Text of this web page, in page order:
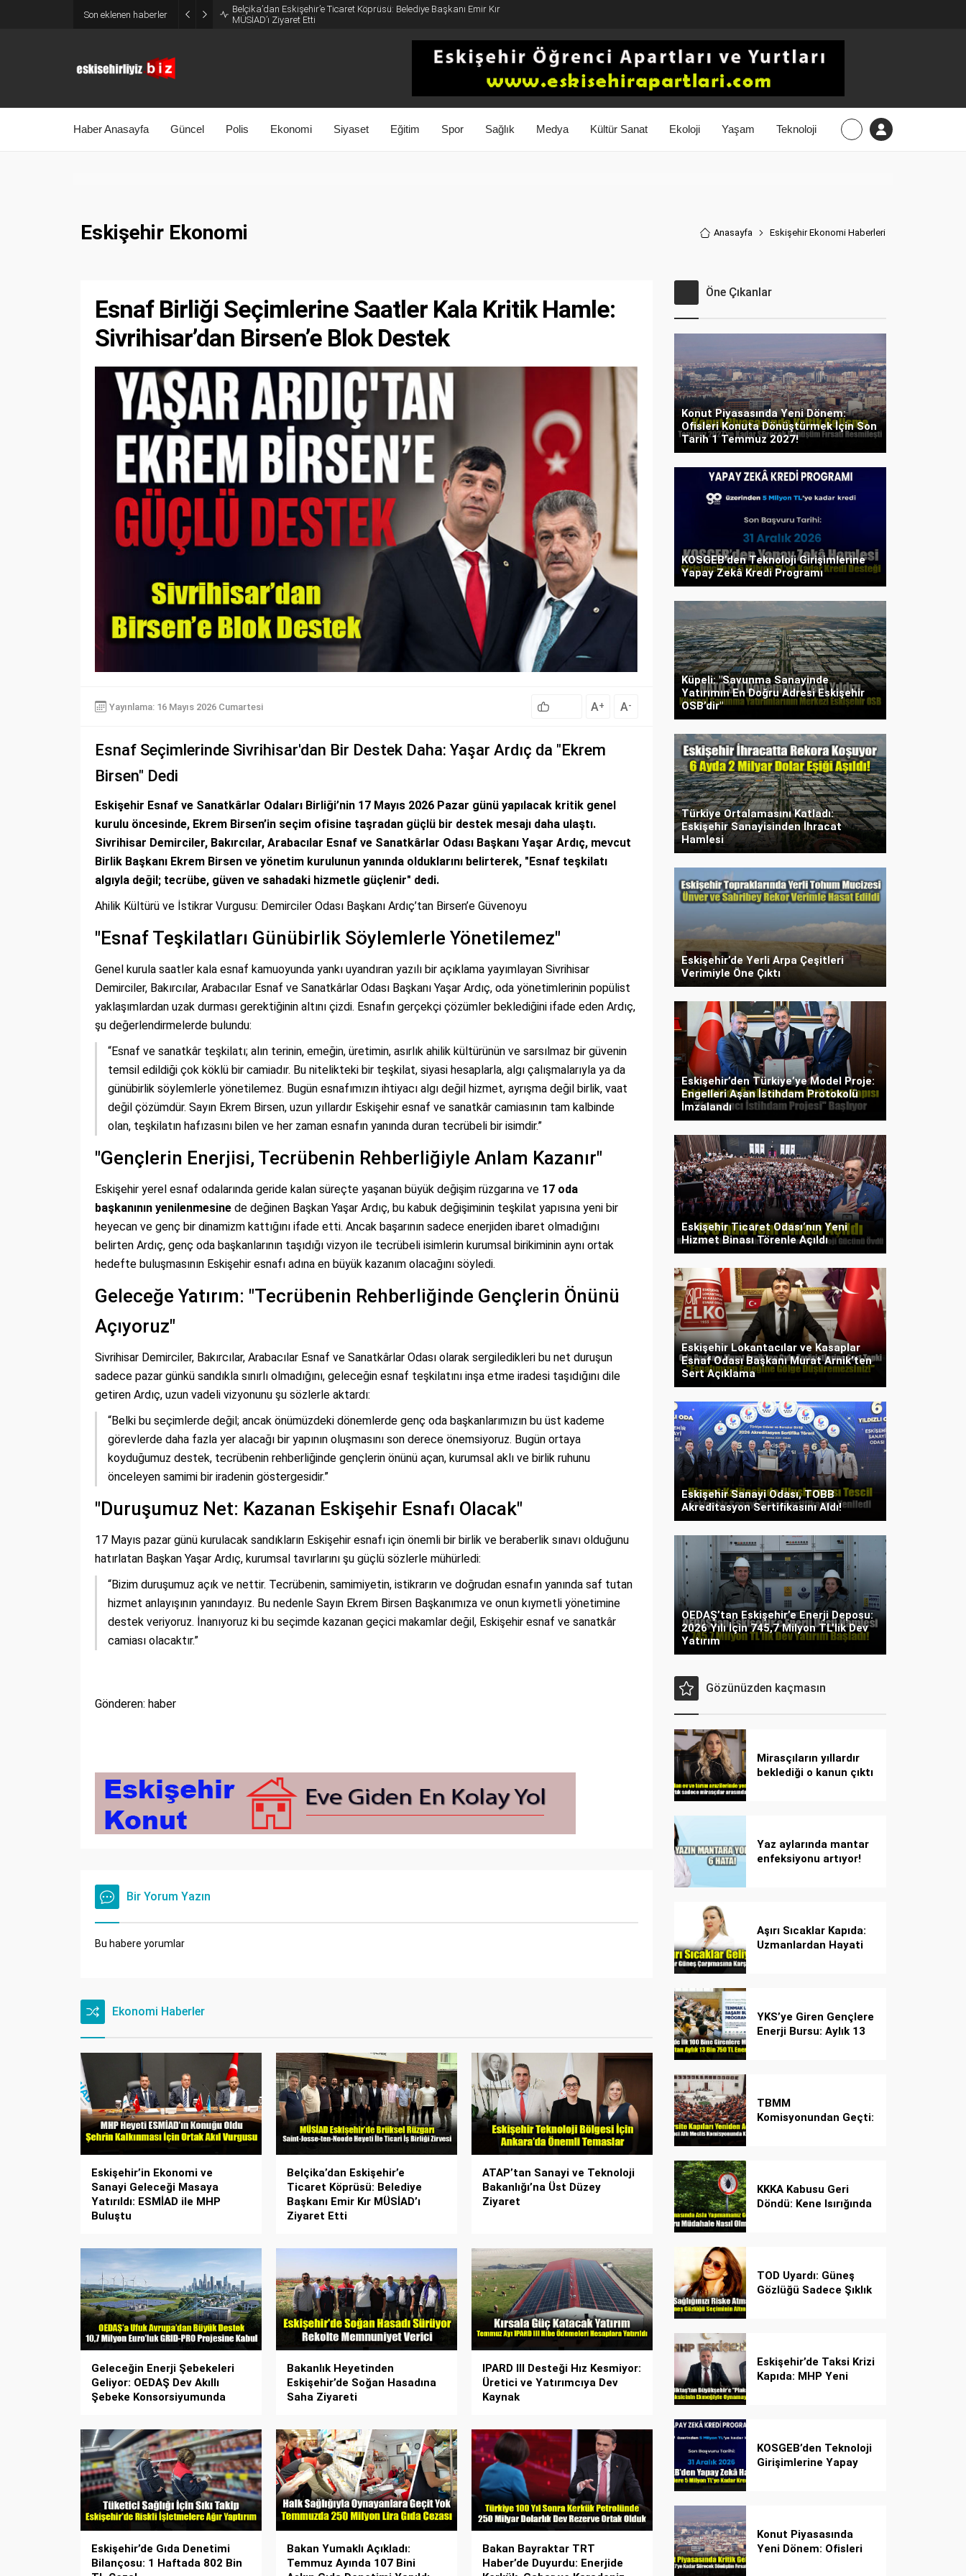
Son eklenen haberler
Belçika’dan Eskişehir’e Ticaret Köprüsü: Belediye Başkanı Emir Kır
MÜSİAD’ı Ziyaret Etti
Haber Anasayfa Güncel Polis Ekonomi Siyaset Eğitim Spor Sağlık Medya Kültür Sanat Ekoloji Yaşam Teknoloji
Eskişehir Ekonomi Anasayfa Eskişehir Ekonomi Haberleri
Esnaf Birliği Seçimlerine Saatler Kala Kritik Hamle:
Sivrihisar’dan Birsen’e Blok Destek
Yayınlama: 16 Mayıs 2026 Cumartesi A+ A-
Esnaf Seçimlerinde Sivrihisar'dan Bir Destek Daha: Yaşar Ardıç da "Ekrem
Birsen" Dedi
Eskişehir Esnaf ve Sanatkârlar Odaları Birliği’nin 17 Mayıs 2026 Pazar günü yapılacak kritik genel
kurulu öncesinde, Ekrem Birsen’in seçim ofisine taşradan güçlü bir destek mesajı daha ulaştı.
Sivrihisar Demirciler, Bakırcılar, Arabacılar Esnaf ve Sanatkârlar Odası Başkanı Yaşar Ardıç, mevcut
Birlik Başkanı Ekrem Birsen ve yönetim kurulunun yanında olduklarını belirterek, "Esnaf teşkilatı
algıyla değil; tecrübe, güven ve sahadaki hizmetle güçlenir" dedi.
Ahilik Kültürü ve İstikrar Vurgusu: Demirciler Odası Başkanı Ardıç’tan Birsen’e Güvenoyu
"Esnaf Teşkilatları Günübirlik Söylemlerle Yönetilemez"
Genel kurula saatler kala esnaf kamuoyunda yankı uyandıran yazılı bir açıklama yayımlayan Sivrihisar
Demirciler, Bakırcılar, Arabacılar Esnaf ve Sanatkârlar Odası Başkanı Yaşar Ardıç, oda yönetimlerinin popülist
yaklaşımlardan uzak durması gerektiğinin altını çizdi. Esnafın gerçekçi çözümler beklediğini ifade eden Ardıç,
şu değerlendirmelerde bulundu:
“Esnaf ve sanatkâr teşkilatı; alın terinin, emeğin, üretimin, asırlık ahilik kültürünün ve sarsılmaz bir güvenin
temsil edildiği çok köklü bir camiadır. Bu nitelikteki bir teşkilat, siyasi hesaplarla, algı çalışmalarıyla ya da
günübirlik söylemlerle yönetilemez. Bugün esnafımızın ihtiyacı algı değil hizmet, ayrışma değil birlik, vaat
değil çözümdür. Sayın Ekrem Birsen, uzun yıllardır Eskişehir esnaf ve sanatkâr camiasının tam kalbinde
olan, teşkilatın hafızasını bilen ve her zaman esnafın yanında duran tecrübeli bir isimdir.”
"Gençlerin Enerjisi, Tecrübenin Rehberliğiyle Anlam Kazanır"
Eskişehir yerel esnaf odalarında geride kalan süreçte yaşanan büyük değişim rüzgarına ve 17 oda
başkanının yenilenmesine de değinen Başkan Yaşar Ardıç, bu kabuk değişiminin teşkilat yapısına yeni bir
heyecan ve genç bir dinamizm kattığını ifade etti. Ancak başarının sadece enerjiden ibaret olmadığını
belirten Ardıç, genç oda başkanlarının taşıdığı vizyon ile tecrübeli isimlerin kurumsal birikiminin aynı ortak
hedefte buluşmasının Eskişehir esnafı adına en büyük kazanım olacağını söyledi.
Geleceğe Yatırım: "Tecrübenin Rehberliğinde Gençlerin Önünü
Açıyoruz"
Sivrihisar Demirciler, Bakırcılar, Arabacılar Esnaf ve Sanatkârlar Odası olarak sergiledikleri bu net duruşun
sadece pazar günkü sandıkla sınırlı olmadığını, geleceğin esnaf teşkilatını inşa etme iradesi taşıdığını dile
getiren Ardıç, uzun vadeli vizyonunu şu sözlerle aktardı:
“Belki bu seçimlerde değil; ancak önümüzdeki dönemlerde genç oda başkanlarımızın bu üst kademe
görevlerde daha fazla yer alacağı bir yapının oluşmasını son derece önemsiyoruz. Bugün ortaya
koyduğumuz destek, tecrübenin rehberliğinde gençlerin önünü açan, kurumsal aklı ve birlik ruhunu
önceleyen samimi bir iradenin göstergesidir.”
"Duruşumuz Net: Kazanan Eskişehir Esnafı Olacak"
17 Mayıs pazar günü kurulacak sandıkların Eskişehir esnafı için önemli bir birlik ve beraberlik sınavı olduğunu
hatırlatan Başkan Yaşar Ardıç, kurumsal tavırlarını şu güçlü sözlerle mühürledi:
“Bizim duruşumuz açık ve nettir. Tecrübenin, samimiyetin, istikrarın ve doğrudan esnafın yanında saf tutan
hizmet anlayışının yanındayız. Bu nedenle Sayın Ekrem Birsen Başkanımıza ve onun kıymetli yönetimine
destek veriyoruz. İnanıyoruz ki bu seçimde kazanan geçici makamlar değil, Eskişehir esnaf ve sanatkâr
camiası olacaktır.”
Gönderen: haber
Bir Yorum Yazın
Bu habere yorumlar
Ekonomi Haberler
Eskişehir’in Ekonomi ve
Sanayi Geleceği Masaya
Yatırıldı: ESMİAD ile MHP
Buluştu
Belçika’dan Eskişehir’e
Ticaret Köprüsü: Belediye
Başkanı Emir Kır MÜSİAD’ı
Ziyaret Etti
ATAP’tan Sanayi ve Teknoloji
Bakanlığı’na Üst Düzey
Ziyaret
Geleceğin Enerji Şebekeleri
Geliyor: OEDAŞ Dev Akıllı
Şebeke Konsorsiyumunda
Bakanlık Heyetinden
Eskişehir’de Soğan Hasadına
Saha Ziyareti
IPARD III Desteği Hız Kesmiyor:
Üretici ve Yatırımcıya Dev
Kaynak
Eskişehir’de Gıda Denetimi
Bilançosu: 1 Haftada 802 Bin
Bakan Yumaklı Açıkladı:
Temmuz Ayında 107 Bini
Bakan Bayraktar TRT
Haber’de Duyurdu: Enerjide
Öne Çıkanlar
Konut Piyasasında Yeni Dönem:
Ofisleri Konuta Dönüştürmek İçin Son
Tarih 1 Temmuz 2027!
KOSGEB’den Teknoloji Girişimlerine
Yapay Zekâ Kredi Programı
Küpeli: "Savunma Sanayinde
Yatırımın En Doğru Adresi Eskişehir
OSB’dir"
Türkiye Ortalamasını Katladı:
Eskişehir Sanayisinden İhracat
Hamlesi
Eskişehir’de Yerli Arpa Çeşitleri
Verimiyle Öne Çıktı
Eskişehir’den Türkiye’ye Model Proje:
Engelleri Aşan İstihdam Protokolü
İmzalandı
Eskişehir Ticaret Odası’nın Yeni
Hizmet Binası Törenle Açıldı
Eskişehir Lokantacılar ve Kasaplar
Esnaf Odası Başkanı Murat Arnik’ten
Sert Açıklama
Eskişehir Sanayi Odası, TOBB
Akreditasyon Sertifikasını Aldı!
OEDAŞ’tan Eskişehir’e Enerji Deposu:
2026 Yılı İçin 745,7 Milyon TL’lik Dev
Yatırım
Gözünüzden kaçmasın
Mirasçıların yıllardır
beklediği o kanun çıktı
Yaz aylarında mantar
enfeksiyonu artıyor!
Aşırı Sıcaklar Kapıda:
Uzmanlardan Hayati
YKS’ye Giren Gençlere
Enerji Bursu: Aylık 13
TBMM
Komisyonundan Geçti:
KKKA Kabusu Geri
Döndü: Kene Isırığında
TOD Uyardı: Güneş
Gözlüğü Sadece Şıklık
Eskişehir’de Taksi Krizi
Kapıda: MHP Yeni
KOSGEB’den Teknoloji
Girişimlerine Yapay
Konut Piyasasında
Yeni Dönem: Ofisleri